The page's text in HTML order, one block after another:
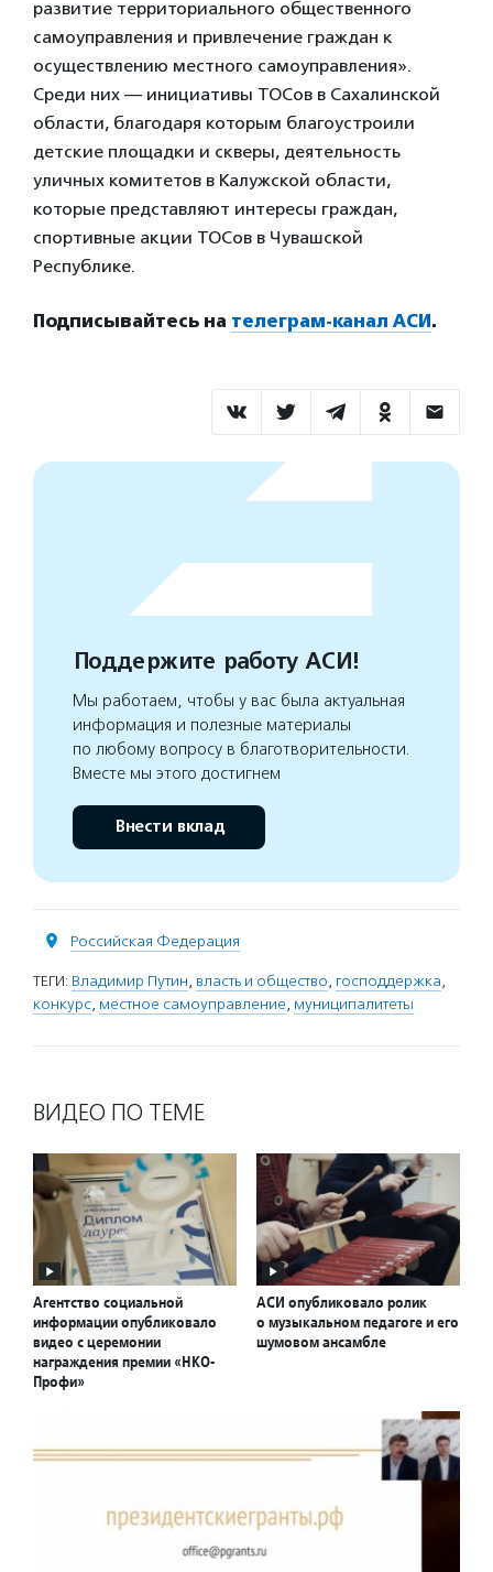
развитие территориального общественного
самоуправления и привлечение граждан к
осуществлению местного самоуправления».
Среди них — инициативы ТОСов в Сахалинской
области, благодаря которым благоустроили
детские площадки и скверы, деятельность
уличных комитетов в Калужской области,
которые представляют интересы граждан,
спортивные акции ТОСов в Чувашской
Республике.
Подписывайтесь на телеграм-канал АСИ.
Поддержите работу АСИ!
Мы работаем, чтобы у вас была актуальная
информация и полезные материалы
по любому вопросу в благотворительности.
Вместе мы этого достигнем
Внести вклад
Российская Федерация
ТЕГИ: Владимир Путин, власть и общество, господдержка,
конкурс, местное самоуправление, муниципалитеты
ВИДЕО ПО ТЕМЕ
Агентство социальной
информации опубликовало
видео с церемонии
награждения премии «НКО-
Профи»
АСИ опубликовало ролик
о музыкальном педагоге и его
шумовом ансамбле